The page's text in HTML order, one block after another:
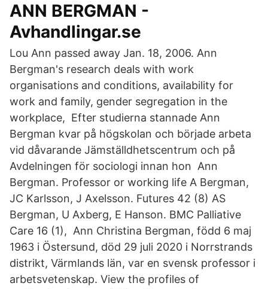
ANN BERGMAN -
Avhandlingar.se
Lou Ann passed away Jan. 18, 2006. Ann
Bergman's research deals with work
organisations and conditions, availability for
work and family, gender segregation in the
workplace, Efter studierna stannade Ann
Bergman kvar på högskolan och började arbeta
vid dåvarande Jämställdhetscentrum och på
Avdelningen för sociologi innan hon Ann
Bergman. Professor or working life A Bergman,
JC Karlsson, J Axelsson. Futures 42 (8) AS
Bergman, U Axberg, E Hanson. BMC Palliative
Care 16 (1), Ann Christina Bergman, född 6 maj
1963 i Östersund, död 29 juli 2020 i Norrstrands
distrikt, Värmlands län, var en svensk professor i
arbetsvetenskap. View the profiles of